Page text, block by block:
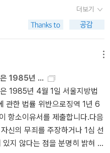
, 차라리 아프리카 사람들에게
소한의 선택이 어쩌면 최대한
불임화 시킨다던지, 모두 거세
시도를 상상할 수 있겠는가?
간의 개조 프로그램이라는 오
를 낳게 된 또 하나의 부조리에
는 캄보디아 크메르 루주 정권
패의 역사에서 혹은 종교적인
했던 그런 예를 들어 제시하
인 오류는 늘 범하는 부조리에
보면 내 인생에서 그런 도움과
것이다. 당시는 조금 손해 보
라는 존재가 다른 시선으로 세
뚤하고 어긋난 것이 흠이나 그
것을 보는 것 역시 능력이니
에 지금이 있어 앞으로 그것에
처럼 어떻게 살아갈 것인가에
을 것이다. 그런다고 그는 당장
. 오히려 죽음이 올 시기에 죽음
불러 같이 어울리고 놀고, 축제
욕되게 하고 싶지 않을 뿐이다.
나무 이파리처럼 바람의 거친
' 유(柳, 버들 류)시민이었다.
실패’라는 단어가 존재하지 않는
모른다는 불안감에 시달린다.
면 최적주의자는 현실을 받아
와 슬픔이 불가피하며 성공은
가해야 한다는 것을 인정한다.
연스럽게 받아들이기 때문에 불
아간다는 것이다. 현실의 한계
능한 목표를 정하여, 그 결과 성
이다. 인간은 유한한 존재다. 그
리는 한국 주류 정치와 역사에
들의 통일전쟁에 대항해 자유
히 오랜기간 많은 병력을 파병
오래된 책이지만 난 최근에 읽
듯 하다. 유시민이 인상 깊게 본
다. 뛰어난 독서가 분들은 굳이
에 관심이 많은 고교생 정도가
에 들어가서 교양을 쌓고 싶은
난 나이가 들어 봤지만 역시 유
았다. 당연히 그가 추천해준 작
다.4.어떻게 살 것인가 유시민
본격적으로 작가로 전업하면서
는 욕망과 충동에 휩쓸린다.- P
죄를 저지른다. 슈퍼에고가 제
못하는 자폐 증세가 생기거나
어떤 이유에서 대중에게 전염되
청, 마오쩌둥의 문화대혁명,
벌어져 죽음이 강처럼 흐르고
에서 보면 문명은 인간의 대뇌
이 변연계와 뇌간에 대한 관리
전했다. 문명이 억압이라는 말
범의 충돌이라는 말에도 나는
살면서 남들한테 욕을 먹지 않
더보기
은 1985년 ...
1985년 4월 1일 서울지방법
관한 법률 위반으로징역 1년 6
항소이유서를 제출합니다.다음
신의 무죄를 주장하거나 1심 선
지 않다는 점을 분명히 밝혀 두